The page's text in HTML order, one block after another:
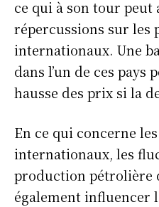
Info Du Net
S’abonner pour plus de
Mon compte
Afrique
Amériques
Europe
Asie
ce qui à son tour peut
répercussions sur les
internationaux. Une
dans l’un de ces pays
hausse des prix si la
En ce qui concerne
internationaux, les
production pétrolière
également influencer